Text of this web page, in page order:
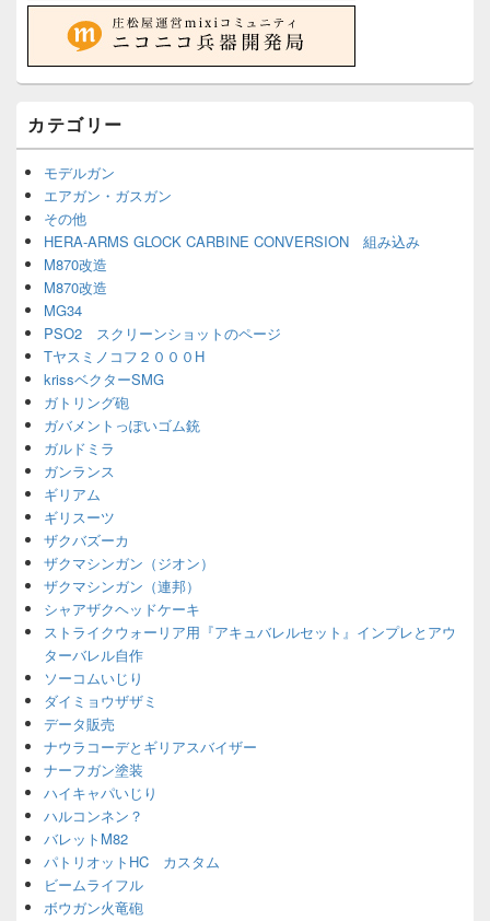
カテゴリー
モデルガン
エアガン・ガスガン
その他
HERA-ARMS GLOCK CARBINE CONVERSION 組み込み
M870改造
M870改造
MG34
PSO2 スクリーンショットのページ
Tヤスミノコフ２０００H
krissベクターSMG
ガトリング砲
ガバメントっぽいゴム銃
ガルドミラ
ガンランス
ギリアム
ギリスーツ
ザクバズーカ
ザクマシンガン（ジオン）
ザクマシンガン（連邦）
シャアザクヘッドケーキ
ストライクウォーリア用『アキュバレルセット』インプレとアウ
ターバレル自作
ソーコムいじり
ダイミョウザザミ
データ販売
ナウラコーデとギリアスバイザー
ナーフガン塗装
ハイキャパいじり
ハルコンネン？
バレットM82
パトリオットHC カスタム
ビームライフル
ボウガン火竜砲